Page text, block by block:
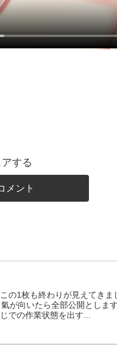
する
メント
の1枚も終わりが見えてき
が向いたら全部公開としま
での作業状態を出す...